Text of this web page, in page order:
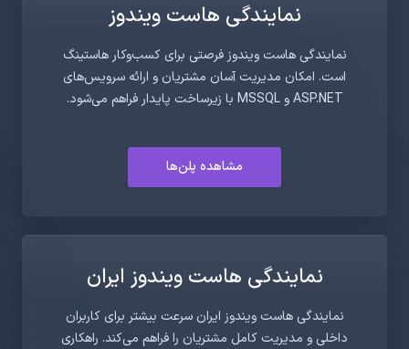
نمایندگی هاست ویندوز
نمایندگی هاست ویندوز فرصتی برای کسب‌وکار هاستینگ
است. امکان مدیریت آسان مشتریان و ارائه سرویس‌های
ASP.NET و MSSQL با زیرساخت پایدار فراهم می‌شود.
مشاهده پلن‌ها
نمایندگی هاست ویندوز ایران
نمایندگی هاست ویندوز ایران سرعت بیشتر برای کاربران
داخلی و مدیریت کامل مشتریان را فراهم می‌کند. راهکاری